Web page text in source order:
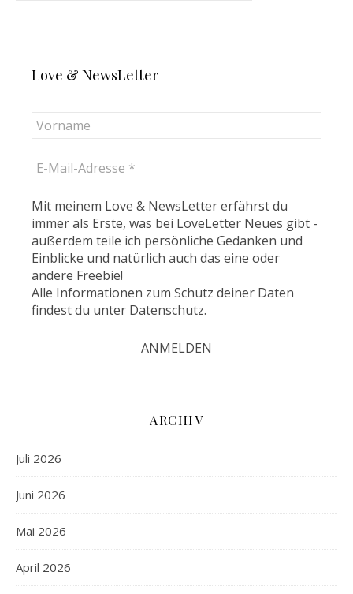
Love & NewsLetter
Mit meinem Love & NewsLetter erfährst du
immer als Erste, was bei LoveLetter Neues gibt -
außerdem teile ich persönliche Gedanken und
Einblicke und natürlich auch das eine oder
andere Freebie!
Alle Informationen zum Schutz deiner Daten
findest du unter Datenschutz.
ARCHIV
Juli 2026
Juni 2026
Mai 2026
April 2026